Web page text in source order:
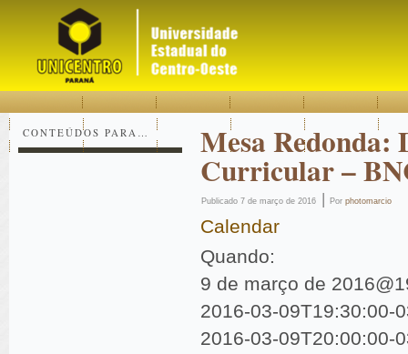
CONTEÚDOS PARA… Mesa Redonda:
Curricular –
Publicado 7 de março de 2016 | Por photomarcio
Calendar
Quando:
9 de março de
2016-03-09T19:30:00-
2016-03-09T20:00:00-